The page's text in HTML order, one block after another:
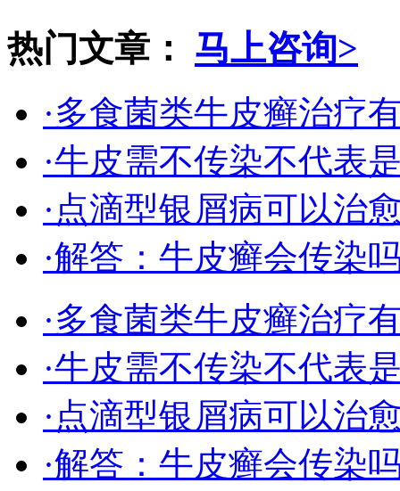
热门文章： 马上咨询>
·多食菌类牛皮癣治疗
·牛皮需不传染不代表
·点滴型银屑病可以治
·解答：牛皮癣会传染
·多食菌类牛皮癣治疗
·牛皮需不传染不代表
·点滴型银屑病可以治
·解答：牛皮癣会传染